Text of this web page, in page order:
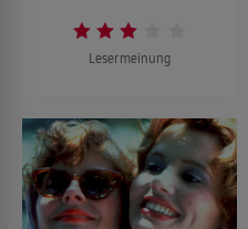
Lesermeinung